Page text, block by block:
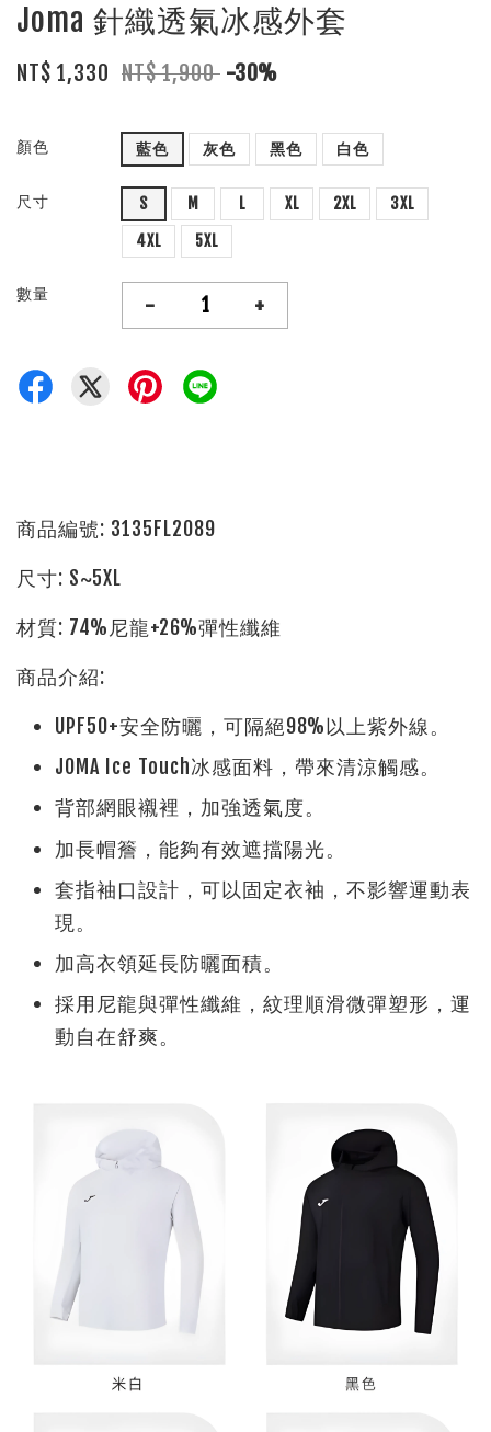
Joma 針織透氣冰感外套
NT$ 1,330 NT$ 1,900 -30%
顏色 藍色 灰色 黑色 白色
尺寸 S M L XL 2XL
3XL
4XL
5XL
數量 - +
商品編號: 3135FL2089
尺寸: S~5XL
材質: 74%尼龍+26%彈性纖維
商品介紹:
UPF50+安全防曬，可隔絕98%以上紫外線。
JOMA Ice Touch冰感面料，帶來清涼觸感。
背部網眼襯裡，加強透氣度。
加長帽簷，能夠有效遮擋陽光。
套指袖口設計，可以固定衣袖，不影響運動表
現。
加高衣領延長防曬面積。
採用尼龍與彈性纖維，紋理順滑微彈塑形，運
動自在舒爽。